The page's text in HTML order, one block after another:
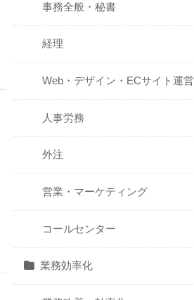
事務全般・秘書
経理
Web・デザイン・ECサイト運営
人事労務
外注
営業・マーケティング
コールセンター
業務効率化